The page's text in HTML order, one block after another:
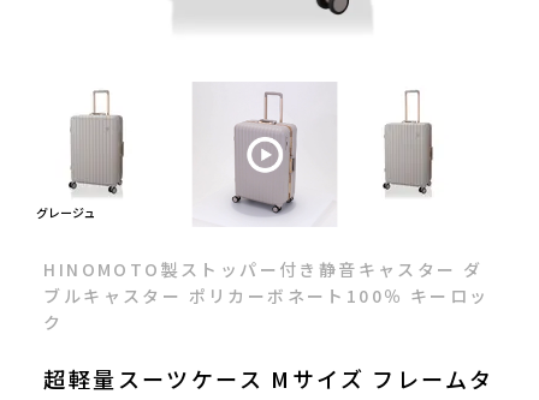
グレージュ
HINOMOTO製ストッパー付き静音キャスター ダ
ブルキャスター ポリカーボネート100％ キーロッ
ク
超軽量スーツケース Mサイズ フレームタ